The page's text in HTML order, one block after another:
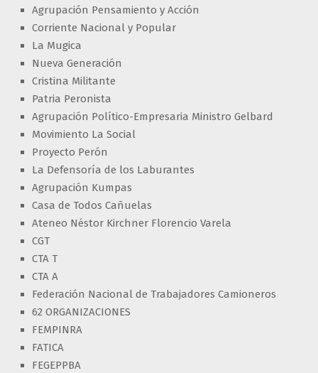
Agrupación Pensamiento y Acción
Corriente Nacional y Popular
La Mugica
Nueva Generación
Cristina Militante
Patria Peronista
Agrupación Político-Empresaria Ministro Gelbard
Movimiento La Social
Proyecto Perón
La Defensoría de los Laburantes
Agrupación Kumpas
Casa de Todos Cañuelas
Ateneo Néstor Kirchner Florencio Varela
CGT
CTA T
CTA A
Federación Nacional de Trabajadores Camioneros
62 ORGANIZACIONES
FEMPINRA
FATICA
FEGEPPBA